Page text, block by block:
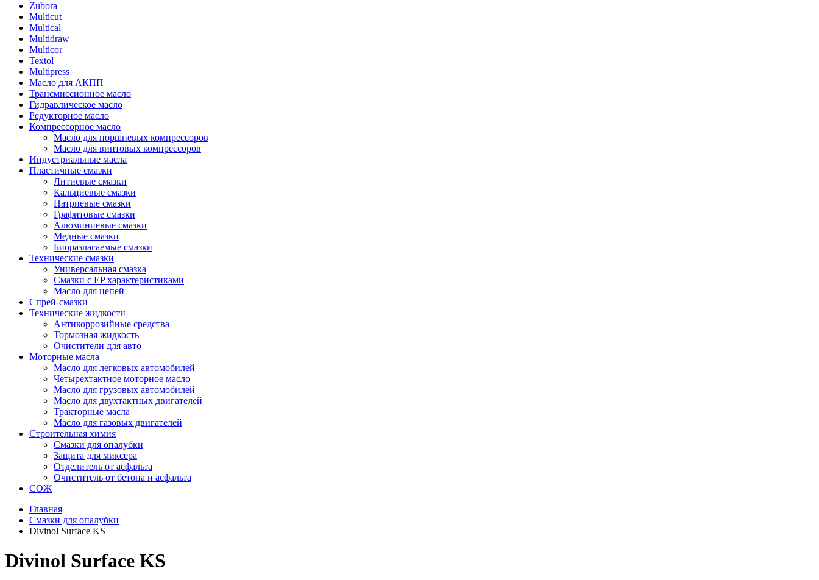
Zubora
Multicut
Multical
Multidraw
Multicor
Textol
Multipress
Масло для АКПП
Трансмиссионное масло
Гидравлическое масло
Редукторное масло
Компрессорное масло
Масло для поршневых компрессоров
Масло для винтовых компрессоров
Индустриальные масла
Пластичные смазки
Литиевые смазки
Кальциевые смазки
Натриевые смазки
Графитовые смазки
Алюминиевые смазки
Медные смазки
Биоразлагаемые смазки
Технические смазки
Универсальная смазка
Смазки с EP характеристиками
Масло для цепей
Спрей-смазки
Технические жидкости
Антикоррозийные средства
Тормозная жидкость
Очистители для авто
Моторные масла
Масло для легковых автомобилей
Четырехтактное моторное масло
Масло для грузовых автомобилей
Масло для двухтактных двигателей
Тракторные масла
Масло для газовых двигателей
Строительная химия
Смазки для опалубки
Защита для миксера
Отделитель от асфальта
Очиститель от бетона и асфальта
СОЖ
Главная
Смазки для опалубки
Divinol Surface KS
Divinol Surface KS